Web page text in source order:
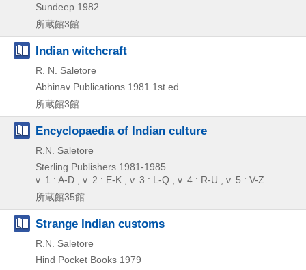
Sundeep 1982
所蔵館3館
Indian witchcraft
R. N. Saletore
Abhinav Publications 1981 1st ed
所蔵館3館
Encyclopaedia of Indian culture
R.N. Saletore
Sterling Publishers 1981-1985
v. 1 : A-D , v. 2 : E-K , v. 3 : L-Q , v. 4 : R-U , v. 5 : V-Z
所蔵館35館
Strange Indian customs
R.N. Saletore
Hind Pocket Books 1979